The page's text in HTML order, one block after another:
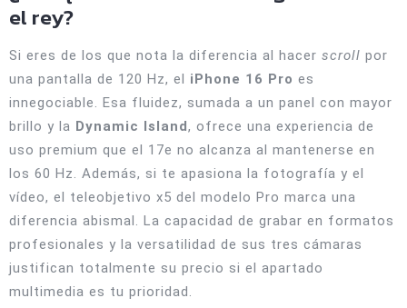
el rey?
Si eres de los que nota la diferencia al hacer scroll por
una pantalla de 120 Hz, el iPhone 16 Pro es
innegociable. Esa fluidez, sumada a un panel con mayor
brillo y la Dynamic Island , ofrece una experiencia de
uso premium que el 17e no alcanza al mantenerse en
los 60 Hz. Además, si te apasiona la fotografía y el
vídeo, el teleobjetivo x5 del modelo Pro marca una
diferencia abismal. La capacidad de grabar en formatos
profesionales y la versatilidad de sus tres cámaras
justifican totalmente su precio si el apartado
multimedia es tu prioridad.